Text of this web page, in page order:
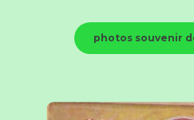
photos souvenir